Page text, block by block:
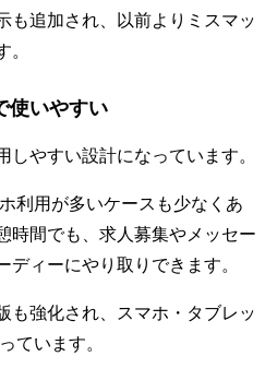
も追加され、以前よりミスマッ
。
使いやすい
しやすい設計になっています。
利用が多いケースも少なくあ
時間でも、求人募集やメッセー
ディーにやり取りできます。
も強化され、スマホ・タブレッ
ています。